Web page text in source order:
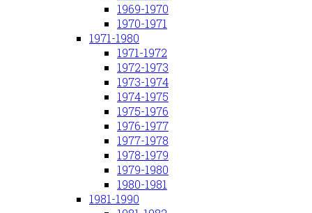
1969-1970
1970-1971
1971-1980
1971-1972
1972-1973
1973-1974
1974-1975
1975-1976
1976-1977
1977-1978
1978-1979
1979-1980
1980-1981
1981-1990